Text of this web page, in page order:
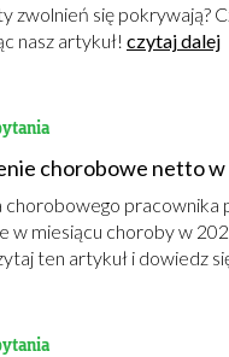
zwolnień się pokrywają?
nasz artykuł! czytaj dalej
chorobowe netto
chorobowego pracownika
w miesiącu choroby w
ten artykuł i dowiedz